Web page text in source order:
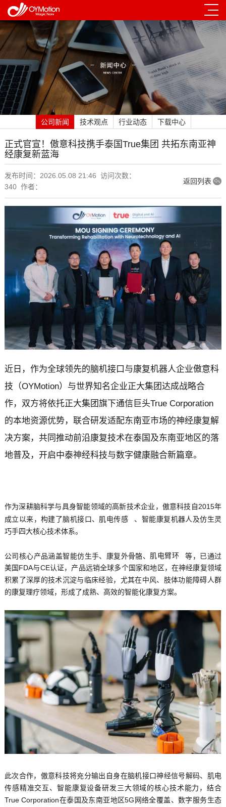
公司新闻 技术观点 行业动态 下载中心
正式官宣！傲意科技携手泰国True集团 共拓东南亚神
经康复新蓝海
发布时间：2026.05.08 21:46 访问次数：
340 作者：
返回列表
近日， 作为全球领先的脑机接口与康复机器人企业傲意科
技（OYMotion）与世界知名企业正大集团达成战略合
作，双方将依托正大集团旗下通信巨头True Corporation
的本地资源优势，联合研发适配东南亚市场的神经康复解
决方案，共同推动前沿康复技术在泰国及东南亚地区的落
地普及，开启中泰神经科技与数字健康融合新篇章。
作为深耕脑科学与具身智能领域的高新技术企业，傲意科技自2015年
成立以来，构建了脑机接口、 肌电传感
、智能康复机器人及仿生灵
巧手四大核心技术体系。
公司核心产品涵盖智能仿生手、康复外骨骼、 肌电臂环
等，已通过
美国FDA与CE认证，产品远销全球多个国家和地区，在神经康复领域
积累了深厚的技术沉淀与临床经验，尤其在中风、肢体功能障碍人群
的康复理疗领域，形成了成熟、高效的智能化康复方案。
此次合作，傲意科技将充分输出自身在脑机接口神经信号解码、肌电
传感精准交互、智能康复设备研发三大领域的核心技术能力，结合
True Corporation在泰国及东南亚地区5G网络全覆盖、数字服务生态